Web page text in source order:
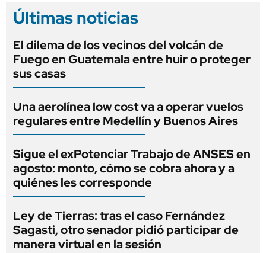
Últimas noticias
El dilema de los vecinos del volcán de
Fuego en Guatemala entre huir o proteger
sus casas
Una aerolínea low cost va a operar vuelos
regulares entre Medellín y Buenos Aires
Sigue el exPotenciar Trabajo de ANSES en
agosto: monto, cómo se cobra ahora y a
quiénes les corresponde
Ley de Tierras: tras el caso Fernández
Sagasti, otro senador pidió participar de
manera virtual en la sesión